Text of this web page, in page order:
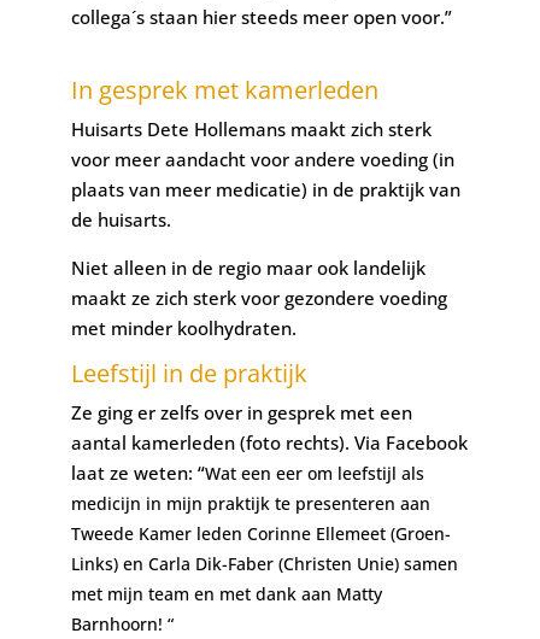
collega´s staan hier steeds meer open voor.”
In gesprek met kamerleden
Huisarts Dete Hollemans maakt zich sterk
voor meer aandacht voor andere voeding (in
plaats van meer medicatie) in de praktijk van
de huisarts.
Niet alleen in de regio maar ook landelijk
maakt ze zich sterk voor gezondere voeding
met minder koolhydraten.
Leefstijl in de praktijk
Ze ging er zelfs over in gesprek met een
aantal kamerleden (foto rechts). Via Facebook
laat ze weten: “Wat een eer om leefstijl als
medicijn in mijn praktijk te presenteren aan
Tweede Kamer leden Corinne Ellemeet (Groen-
Links) en Carla Dik-Faber (Christen Unie) samen
met mijn team en met dank aan Matty
Barnhoorn! “